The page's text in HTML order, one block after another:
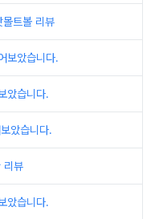
트볼 리뷰
보았습니다.
았습니다.
았습니다.
리뷰
았습니다.